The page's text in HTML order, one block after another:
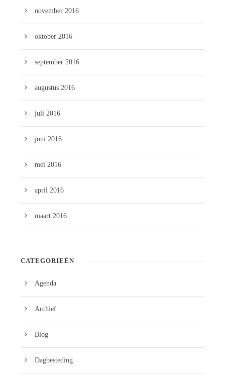
november 2016
oktober 2016
september 2016
augustus 2016
juli 2016
juni 2016
mei 2016
april 2016
maart 2016
CATEGORIEËN
Agenda
Archief
Blog
Dagbesteding